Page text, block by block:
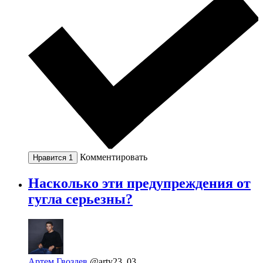
Нравится 1 Комментировать
Насколько эти предупреждения от
гугла серьезны?